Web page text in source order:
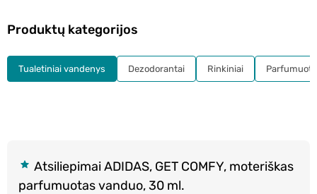
Atsiliepimai ADIDAS, GET COMFY, moteriškas
parfumuotas vanduo, 30 ml.
Produktų kategorijos
Tualetiniai vandenys Dezodorantai Rinkiniai